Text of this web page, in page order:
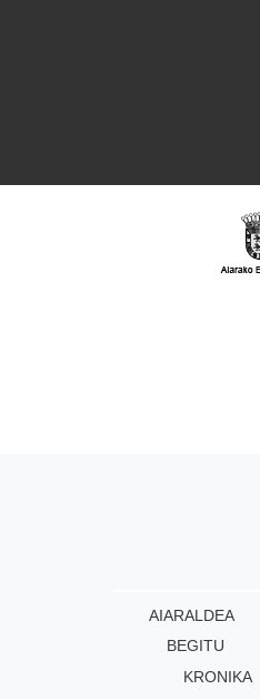
AIARALDEA
BEGITU
KRONIKA